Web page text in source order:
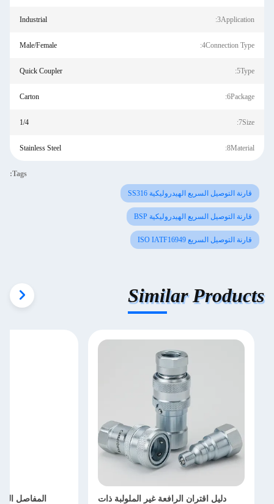
3Application:
Industrial
4Connection Type:
Male/Female
5Type:
Quick Coupler
6Package:
Carton
7Size:
1/4
8Material:
Stainless Steel
Tags:
قارنة التوصيل السريع الهيدروليكية SS316
قارنة التوصيل السريع الهيدروليكية BSP
قارنة التوصيل السريع ISO IATF16949
Similar Products
دليل اقتران الرافعة غير الملولبة ذات
المفاصل